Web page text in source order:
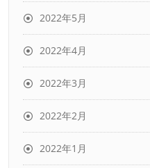
2022年5月
2022年4月
2022年3月
2022年2月
2022年1月